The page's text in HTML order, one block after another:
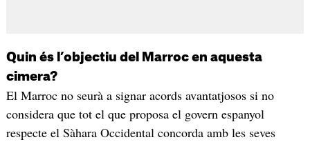
Quin és l’objectiu del Marroc en aquesta
cimera?
El Marroc no seurà a signar acords avantatjosos si no
considera que tot el que proposa el govern espanyol
respecte el Sàhara Occidental concorda amb les seves